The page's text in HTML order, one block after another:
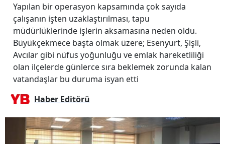
Yapılan bir operasyon kapsamında çok sayıda
çalışanın işten uzaklaştırılması, tapu
müdürlüklerinde işlerin aksamasına neden oldu.
Büyükçekmece başta olmak üzere; Esenyurt, Şişli,
Avcılar gibi nüfus yoğunluğu ve emlak hareketliliği
olan ilçelerde günlerce sıra beklemek zorunda kalan
vatandaşlar bu duruma isyan etti
Haber Editörü